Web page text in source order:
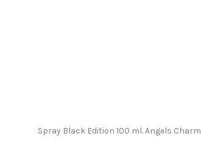
Spray Black Edition 100 ml. Angels Charm